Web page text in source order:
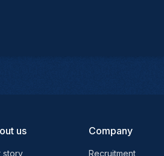
us
story
Company
Recruitment